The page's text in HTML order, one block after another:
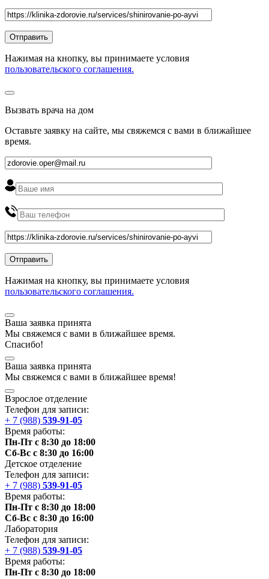
Нажимая на кнопку, вы принимаете условия
пользовательского соглашения.
Вызвать врача на дом
Оставьте заявку на сайте, мы свяжемся с вами в ближайшее
время.
Нажимая на кнопку, вы принимаете условия
пользовательского соглашения.
Ваша заявка принята
Мы свяжемся с вами в ближайшее время.
Спасибо!
Ваша заявка принята
Мы свяжемся с вами в ближайшее время!
Взрослое отделение
Телефон для записи:
+ 7 (988) 539-91-05
Время работы:
Пн-Пт с 8:30 до 18:00
Сб-Вс с 8:30 до 16:00
Детское отделение
Телефон для записи:
+ 7 (988) 539-91-05
Время работы:
Пн-Пт с 8:30 до 18:00
Сб-Вс с 8:30 до 16:00
Лаборатория
Телефон для записи:
+ 7 (988) 539-91-05
Время работы:
Пн-Пт с 8:30 до 18:00